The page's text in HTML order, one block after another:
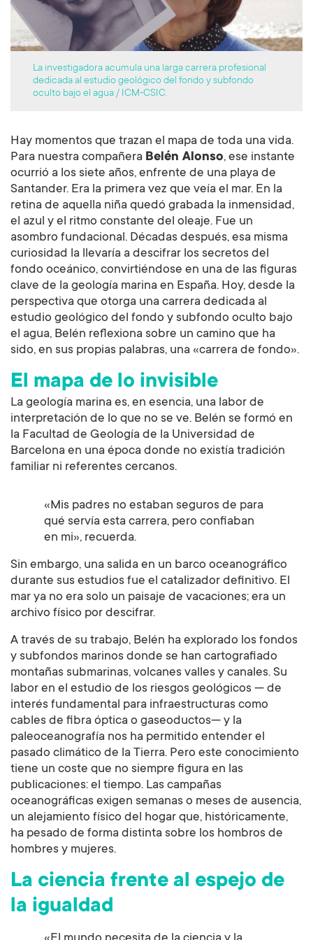
La investigadora acumula una larga carrera profesional
dedicada al estudio geológico del fondo y subfondo
oculto bajo el agua / ICM-CSIC.
Hay momentos que trazan el mapa de toda una vida.
Para nuestra compañera Belén Alonso, ese instante
ocurrió a los siete años, enfrente de una playa de
Santander. Era la primera vez que veía el mar. En la
retina de aquella niña quedó grabada la inmensidad,
el azul y el ritmo constante del oleaje. Fue un
asombro fundacional. Décadas después, esa misma
curiosidad la llevaría a descifrar los secretos del
fondo oceánico, convirtiéndose en una de las figuras
clave de la geología marina en España. Hoy, desde la
perspectiva que otorga una carrera dedicada al
estudio geológico del fondo y subfondo oculto bajo
el agua, Belén reflexiona sobre un camino que ha
sido, en sus propias palabras, una «carrera de fondo».
El mapa de lo invisible
La geología marina es, en esencia, una labor de
interpretación de lo que no se ve. Belén se formó en
la Facultad de Geología de la Universidad de
Barcelona en una época donde no existía tradición
familiar ni referentes cercanos.
«Mis padres no estaban seguros de para
qué servía esta carrera, pero confiaban
en mi», recuerda.
Sin embargo, una salida en un barco oceanográfico
durante sus estudios fue el catalizador definitivo. El
mar ya no era solo un paisaje de vacaciones; era un
archivo físico por descifrar.
A través de su trabajo, Belén ha explorado los fondos
y subfondos marinos donde se han cartografiado
montañas submarinas, volcanes valles y canales. Su
labor en el estudio de los riesgos geológicos — de
interés fundamental para infraestructuras como
cables de fibra óptica o gaseoductos— y la
paleoceanografía nos ha permitido entender el
pasado climático de la Tierra. Pero este conocimiento
tiene un coste que no siempre figura en las
publicaciones: el tiempo. Las campañas
oceanográficas exigen semanas o meses de ausencia,
un alejamiento físico del hogar que, históricamente,
ha pesado de forma distinta sobre los hombros de
hombres y mujeres.
La ciencia frente al espejo de
la igualdad